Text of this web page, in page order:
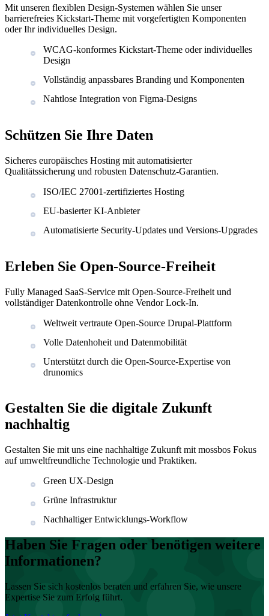
Mit unseren flexiblen Design-Systemen wählen Sie unser
barrierefreies Kickstart-Theme mit vorgefertigten Komponenten
oder Ihr individuelles Design.
WCAG-konformes Kickstart-Theme oder individuelles
Design
Vollständig anpassbares Branding und Komponenten
Nahtlose Integration von Figma-Designs
Schützen Sie Ihre Daten
Sicheres europäisches Hosting mit automatisierter
Qualitätssicherung und robusten Datenschutz-Garantien.
ISO/IEC 27001-zertifiziertes Hosting
EU-basierter KI-Anbieter
Automatisierte Security-Updates und Versions-Upgrades
Erleben Sie Open-Source-Freiheit
Fully Managed SaaS-Service mit Open-Source-Freiheit und
vollständiger Datenkontrolle ohne Vendor Lock-In.
Weltweit vertraute Open-Source Drupal-Plattform
Volle Datenhoheit und Datenmobilität
Unterstützt durch die Open-Source-Expertise von
drunomics
Gestalten Sie die digitale Zukunft
nachhaltig
Gestalten Sie mit uns eine nachhaltige Zukunft mit mossbos Fokus
auf umweltfreundliche Technologie und Praktiken.
Green UX-Design
Grüne Infrastruktur
Nachhaltiger Entwicklungs-Workflow
Haben Sie Fragen oder benötigen weitere
Informationen?
Lassen Sie sich kostenlos beraten und erfahren Sie, wie unsere
Expertise Sie zum Erfolg führt.